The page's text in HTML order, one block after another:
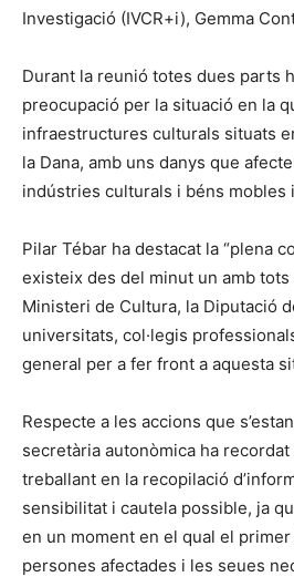
Investigació (IVCR+i), Gemma
Durant la reunió totes dues parts
preocupació per la situació en la
infraestructures culturals situats
la Dana, amb uns danys que
indústries culturals i béns mobles
Pilar Tébar ha destacat la “plena
existeix des del minut un amb
Ministeri de Cultura, la Diputació
universitats, col·legis
general per a fer front a aquesta
Respecte a les accions que
secretària autonòmica ha
treballant en la recopilació
sensibilitat i cautela possible, ja
en un moment en el qual el
persones afectades i les seues